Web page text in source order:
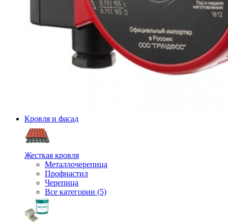
Кровля и фасад
Жесткая кровля
Металлочерепица
Профнастил
Черепица
Все категории (5)